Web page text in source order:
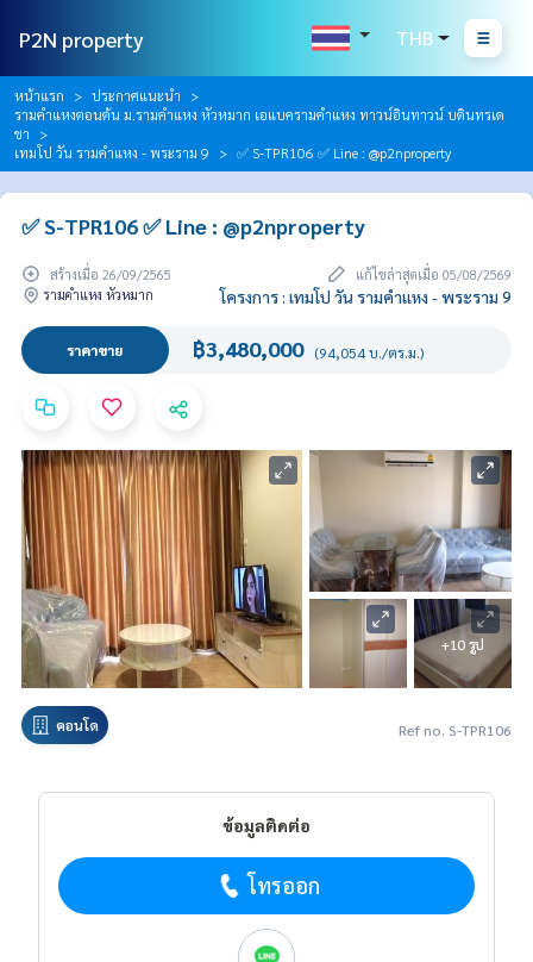
P2N property THB
หน้าแรก
ประกาศแนะนำ
รามคำแหงตอนต้น ม.รามคำแหง หัวหมาก เอแบครามคำแหง ทาวน์อินทาวน์ บดินทรเด
ชา
เทมโป วัน รามคำแหง - พระราม 9
✅ S-TPR106 ✅ Line : @p2nproperty
✅ S-TPR106 ✅ Line : @p2nproperty
สร้างเมื่อ 26/09/2565
แก้ไขล่าสุดเมื่อ 05/08/2569
รามคำแหง หัวหมาก
โครงการ : เทมโป วัน รามคำแหง - พระราม 9
ราคาขาย ฿3,480,000 (94,054 บ./ตร.ม.)
+10 รูป
คอนโด Ref no. S-TPR106
ข้อมูลติดต่อ
โทรออก